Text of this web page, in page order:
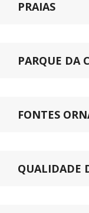
PRAIAS
PARQUE DA
FONTES
QUALIDADE